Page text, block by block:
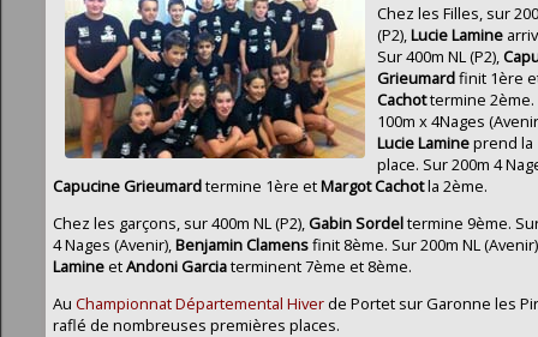
Chez les Filles, sur
(P2),Lucie Lamine
Sur 400m NL (P2),
Grieumardfinit 1ère
Cachottermine 2ème.
100m x 4Nages
Lucie Lamineprend la
place. Sur 200m 4
Capucine Grieumardtermine 1ère etMargot Cachotla 2ème.
Chez les garçons, sur 400m NL (P2),Gabin Sordeltermine 9ème.
4 Nages (Avenir),BenjaminClamensfinit 8ème. Sur 200m NL
LamineetAndoni Garciaterminent 7ème et 8ème.
Au Championnat Départemental Hiverde Portet sur Garonne les
raflé de nombreuses premières places.